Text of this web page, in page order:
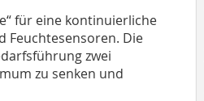
für eine kontinuierliche
Feuchtesensoren. Die
zwei
zu senken und